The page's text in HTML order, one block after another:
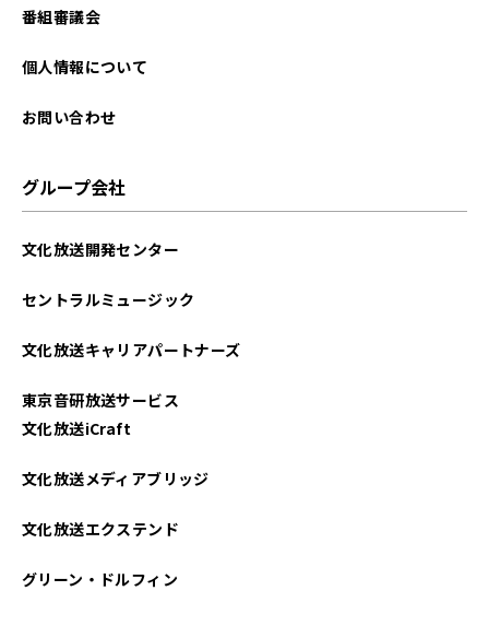
番組審議会
個人情報について
お問い合わせ
グループ会社
文化放送開発センター
セントラルミュージック
文化放送キャリアパートナーズ
東京音研放送サービス
文化放送iCraft
文化放送メディアブリッジ
文化放送エクステンド
グリーン・ドルフィン